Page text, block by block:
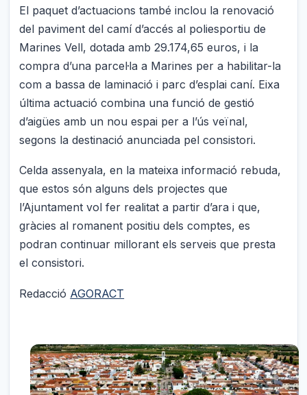
El paquet d’actuacions també inclou la renovació
del paviment del camí d’accés al poliesportiu de
Marines Vell, dotada amb 29.174,65 euros, i la
compra d’una parcel·la a Marines per a habilitar-la
com a bassa de laminació i parc d’esplai caní. Eixa
última actuació combina una funció de gestió
d’aigües amb un nou espai per a l’ús veïnal,
segons la destinació anunciada pel consistori.
Celda assenyala, en la mateixa informació rebuda,
que estos són alguns dels projectes que
l’Ajuntament vol fer realitat a partir d’ara i que,
gràcies al romanent positiu dels comptes, es
podran continuar millorant els serveis que presta
el consistori.
Redacció AGORACT